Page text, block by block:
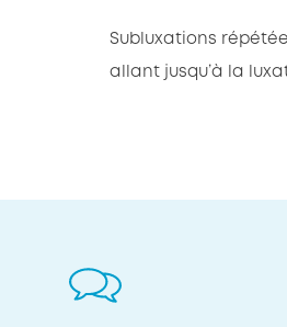
Subluxations
allant jusqu’à la